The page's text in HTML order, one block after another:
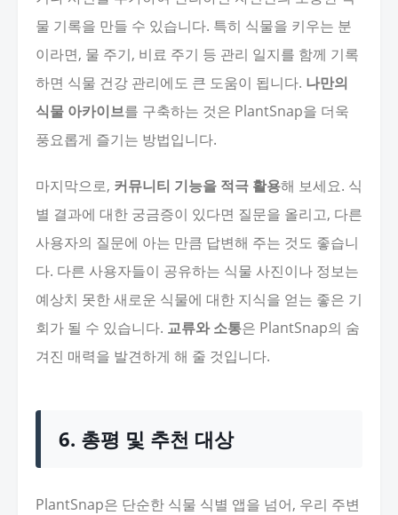
물 기록을 만들 수 있습니다. 특히 식물을 키우는 분
이라면, 물 주기, 비료 주기 등 관리 일지를 함께 기록
하면 식물 건강 관리에도 큰 도움이 됩니다. 나만의
식물 아카이브를 구축하는 것은 PlantSnap을 더욱
풍요롭게 즐기는 방법입니다.
마지막으로, 커뮤니티 기능을 적극 활용해 보세요. 식
별 결과에 대한 궁금증이 있다면 질문을 올리고, 다른
사용자의 질문에 아는 만큼 답변해 주는 것도 좋습니
다. 다른 사용자들이 공유하는 식물 사진이나 정보는
예상치 못한 새로운 식물에 대한 지식을 얻는 좋은 기
회가 될 수 있습니다. 교류와 소통은 PlantSnap의 숨
겨진 매력을 발견하게 해 줄 것입니다.
6. 총평 및 추천 대상
PlantSnap은 단순한 식물 식별 앱을 넘어, 우리 주변